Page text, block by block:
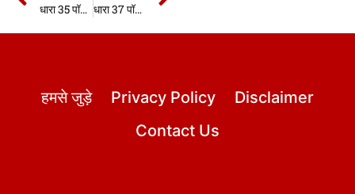
धारा 35 पॉक्सो एक्ट | 35 Pocso Act in hindi धारा 37 पॉक्सो एक्ट | 37 Pocso Act in hindi
हमसे जुड़े Privacy Policy
Disclaimer
Contact Us